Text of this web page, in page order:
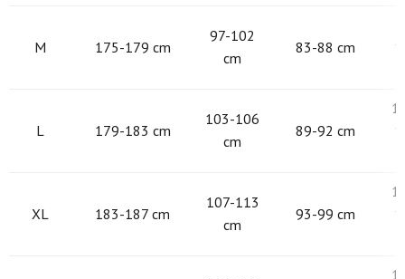
M 175-179 cm
97-102
cm
83-88 cm
L 179-183 cm
103-106
cm
89-92 cm
XL 183-187 cm
107-113
cm
93-99 cm